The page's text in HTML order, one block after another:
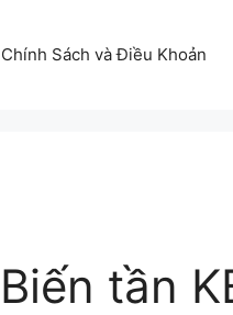
Chính Sách và Điều Khoản
Biến tần